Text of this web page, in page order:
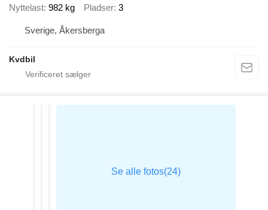
Nyttelast 982 kg Pladser 3
Sverige, Åkersberga
Kvdbil